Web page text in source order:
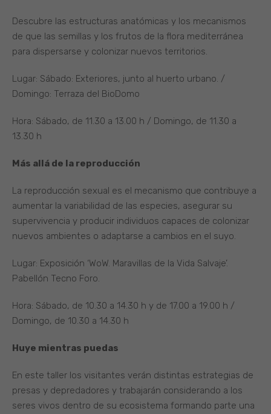
Descubre las estructuras anatómicas y los mecanismos
de que las semillas y los frutos de la flora mediterránea
para dispersarse y colonizar nuevos territorios.
Lugar: Sábado: Exteriores, junto al huerto urbano. /
Domingo: Terraza del BioDomo
Hora: Sábado, de 11.30 a 13.00 h / Domingo, de 11.30 a
13.30 h
Más allá de la reproducción
La reproducción sexual es el mecanismo que contribuye a
aumentar la variabilidad de las especies, asegurar su
supervivencia y producir individuos capaces de colonizar
nuevos ambientes o adaptarse a cambios en el suyo.
Lugar: Exposición ‘WoW. Maravillas de la Vida Salvaje’.
Pabellón Tecno Foro.
Hora: Sábado, de 10.30 a 14.30 h y de 17.00 a 19.00 h /
Domingo, de 10.30 a 14.30 h
Huye mientras puedas
En este taller los visitantes verán distintas estrategias de
presas y depredadores y trabajarán considerando a los
seres vivos dentro de su ecosistema formando parte una